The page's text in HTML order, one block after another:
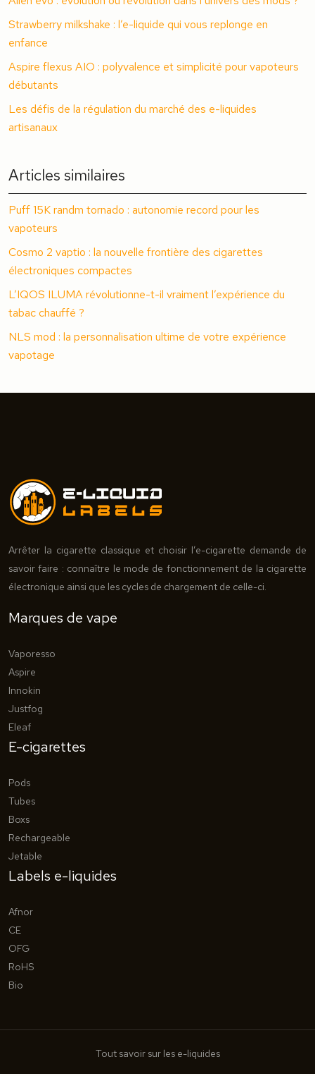
Strawberry milkshake : l’e-liquide qui vous replonge en
enfance
Aspire flexus AIO : polyvalence et simplicité pour vapoteurs
débutants
Les défis de la régulation du marché des e-liquides
artisanaux
Articles similaires
Puff 15K randm tornado : autonomie record pour les
vapoteurs
Cosmo 2 vaptio : la nouvelle frontière des cigarettes
électroniques compactes
L’IQOS ILUMA révolutionne-t-il vraiment l’expérience du
tabac chauffé ?
NLS mod : la personnalisation ultime de votre expérience
vapotage
Arrêter la cigarette classique et choisir l’e-cigarette demande de
savoir faire : connaître le mode de fonctionnement de la cigarette
électronique ainsi que les cycles de chargement de celle-ci.
Marques de vape
Vaporesso
Aspire
Innokin
Justfog
Eleaf
E-cigarettes
Pods
Tubes
Boxs
Rechargeable
Jetable
Labels e-liquides
Afnor
CE
OFG
RoHS
Bio
Tout savoir sur les e-liquides